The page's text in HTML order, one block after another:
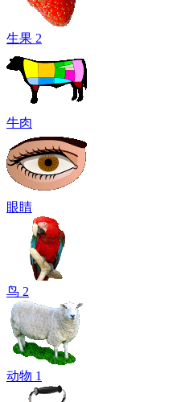
生果 2
牛肉
眼睛
鸟 2
动物 1